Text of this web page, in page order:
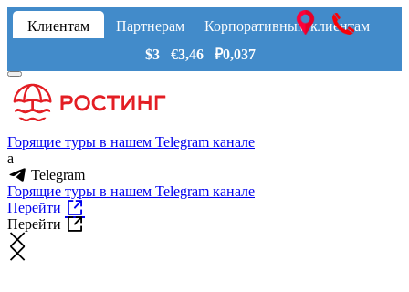
Клиентам Партнерам
Корпоративным клиентам
$3 €3,46 ₽0,037
Горящие туры в нашем Telegram канале
a
Telegram
Горящие туры в нашем Telegram канале
Перейти
Перейти